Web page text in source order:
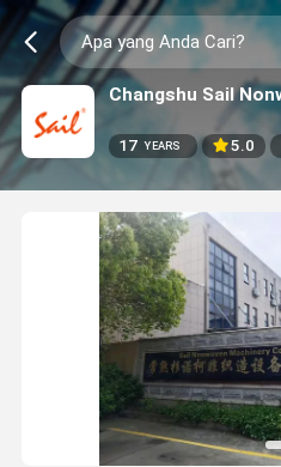
Changshu Sail
17 YEARS 5.0